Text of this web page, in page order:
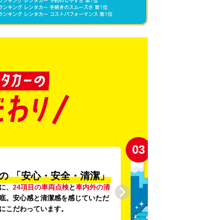
「安心・安全・清潔」
、 24項目の車両点検と車内外の清
。安心感と清潔感を感じていただ
こだわっています。
03